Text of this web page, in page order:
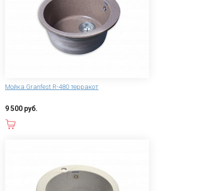
Мойка Granfest R-480 терракот
9 500 руб.